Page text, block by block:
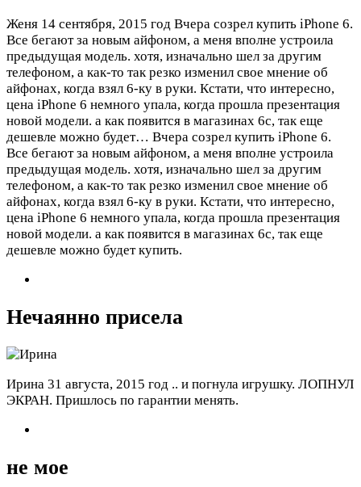
Женя 14 сентября, 2015 год Вчера созрел купить iPhone 6.
Все бегают за новым айфоном, а меня вполне устроила
предыдущая модель. хотя, изначально шел за другим
телефоном, а как-то так резко изменил свое мнение об
айфонах, когда взял 6-ку в руки. Кстати, что интересно,
цена iPhone 6 немного упала, когда прошла презентация
новой модели. а как появится в магазинах 6с, так еще
дешевле можно будет… Вчера созрел купить iPhone 6.
Все бегают за новым айфоном, а меня вполне устроила
предыдущая модель. хотя, изначально шел за другим
телефоном, а как-то так резко изменил свое мнение об
айфонах, когда взял 6-ку в руки. Кстати, что интересно,
цена iPhone 6 немного упала, когда прошла презентация
новой модели. а как появится в магазинах 6с, так еще
дешевле можно будет купить.
Нечаянно присела
Ирина 31 августа, 2015 год .. и погнула игрушку. ЛОПНУЛ
ЭКРАН. Пришлось по гарантии менять.
не мое